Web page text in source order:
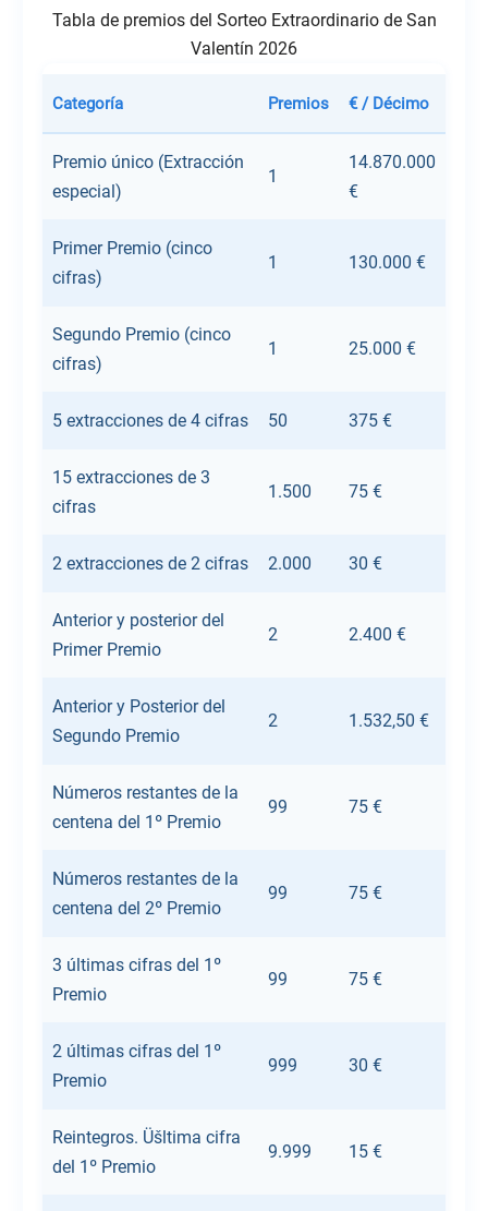
Tabla de premios del Sorteo Extraordinario de San
Valentín 2026
Premio único (Extracción
especial)
1
14.870.000
€
Primer Premio (cinco
cifras)
1 130.000 €
Segundo Premio (cinco
cifras)
1 25.000 €
5 extracciones de 4 cifras 50 375 €
15 extracciones de 3
cifras
1.500 75 €
2 extracciones de 2 cifras 2.000 30 €
Anterior y posterior del
Primer Premio
2 2.400 €
Anterior y Posterior del
Segundo Premio
2 1.532,50 €
Números restantes de la
centena del 1º Premio
99 75 €
Números restantes de la
centena del 2º Premio
99 75 €
3 últimas cifras del 1º
Premio
99 75 €
2 últimas cifras del 1º
Premio
999 30 €
Reintegros. Üšltima cifra
del 1º Premio
9.999 15 €